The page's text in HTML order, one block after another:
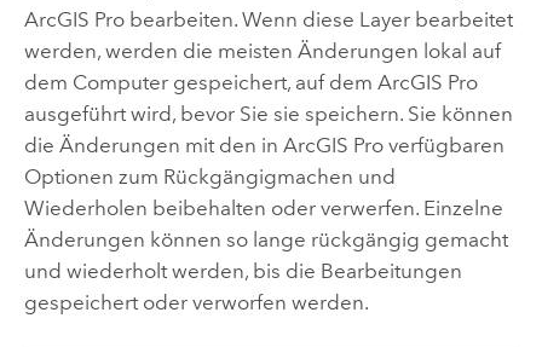
ArcGIS Probearbeiten. Wenn diese Layer bearbeitet
werden, werden die meisten Änderungen lokal auf
dem Computer gespeichert, auf dem ArcGIS Pro
ausgeführt wird, bevor Sie sie speichern. Sie können
die Änderungen mit den in ArcGIS Proverfügbaren
Optionen zum Rückgängigmachen und
Wiederholen beibehalten oder verwerfen. Einzelne
Änderungen können so lange rückgängig gemacht
und wiederholt werden, bis die Bearbeitungen
gespeichert oder verworfen werden.